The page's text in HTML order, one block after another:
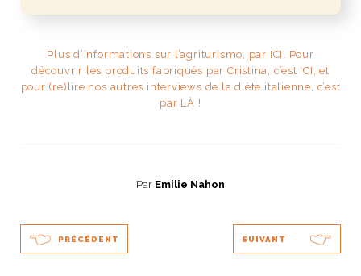
Plus d’informations sur l’agriturismo, par ICI. Pour
découvrir les produits fabriqués par Cristina, c’est ICI, et
pour (re)lire nos autres interviews de la diète italienne, c’est
par LÀ !
Par Emilie Nahon
PRÉCÉDENT SUIVANT